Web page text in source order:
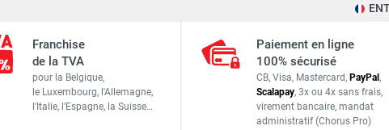
40-95 %
avec chauffage DH 65 H pour espace tertiaire et piscine -
DH 120 pour espace tertiaire et piscine - TROTEC
Franchise
de la TVA
pour la Belgique,
le Luxembourg, l'Allemagne,
l'Italie, l'Espagne, la Suisse…
Paiement en ligne
100% sécurisé
CB, Visa, Mastercard, PayPal ,
Scalapay, 3x ou 4x sans frais,
virement bancaire, mandat
administratif (Chorus Pro)